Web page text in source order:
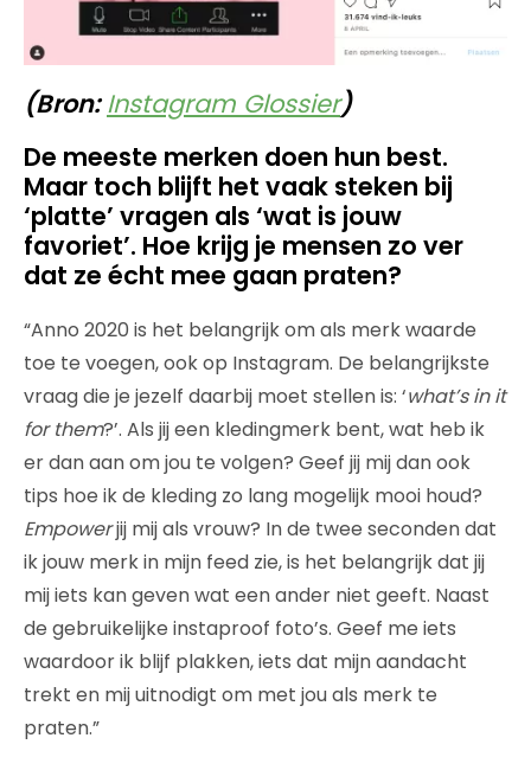
(Bron:Instagram Glossier)
De meeste merken doen hun best.
Maar toch blijft het vaak steken bij
‘platte’ vragen als ‘wat is jouw
favoriet’. Hoe krijg je mensen zo ver
dat ze écht mee gaan praten?
“Anno 2020 is het belangrijk om als merk waarde
toe te voegen, ook op Instagram. De belangrijkste
vraag die je jezelf daarbij moet stellen is: ‘what’s in it
for them?’. Als jij een kledingmerk bent, wat heb ik
er dan aan om jou te volgen? Geef jij mij dan ook
tips hoe ik de kleding zo lang mogelijk mooi houd?
Empowerjij mij als vrouw? In de twee seconden dat
ik jouw merk in mijn feed zie, is het belangrijk dat jij
mij iets kan geven wat een ander niet geeft. Naast
de gebruikelijke instaproof foto’s. Geef me iets
waardoor ik blijf plakken, iets dat mijn aandacht
trekt en mij uitnodigt om met jou als merk te
praten.”